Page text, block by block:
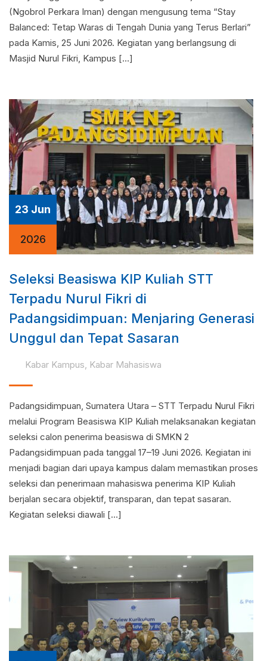
(Ngobrol Perkara Iman) dengan mengusung tema “Stay
Balanced: Tetap Waras di Tengah Dunia yang Terus Berlari”
pada Kamis, 25 Juni 2026. Kegiatan yang berlangsung di
Masjid Nurul Fikri, Kampus […]
23 Jun
2026
Seleksi Beasiswa KIP Kuliah STT
Terpadu Nurul Fikri di
Padangsidimpuan: Menjaring Generasi
Unggul dan Tepat Sasaran
Kabar Kampus, Kabar Mahasiswa
Padangsidimpuan, Sumatera Utara – STT Terpadu Nurul Fikri
melalui Program Beasiswa KIP Kuliah melaksanakan kegiatan
seleksi calon penerima beasiswa di SMKN 2
Padangsidimpuan pada tanggal 17–19 Juni 2026. Kegiatan ini
menjadi bagian dari upaya kampus dalam memastikan proses
seleksi dan penerimaan mahasiswa penerima KIP Kuliah
berjalan secara objektif, transparan, dan tepat sasaran.
Kegiatan seleksi diawali […]